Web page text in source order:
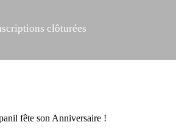
clôturées
fête son Anniversaire !